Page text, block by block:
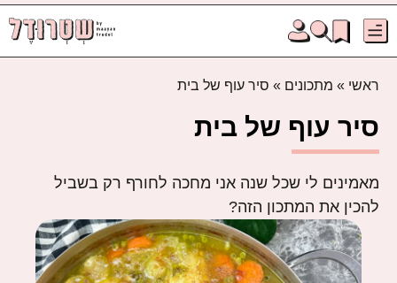
ראשי » מתכונים » סיר עוף של בית
סיר עוף של בית
מאמינים לי שכל שנה אני מחכה לחורף רק בשביל
להכין את המתכון הזה?